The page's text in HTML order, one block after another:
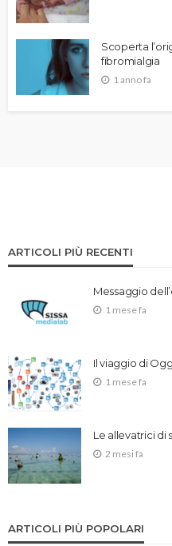
Scoperta
fibromialgia
1 anno fa
ARTICOLI PIÙ RECENTI
Messaggio
1 mese fa
Il viaggio di
1 mese fa
Le allevatrici di
2 mesi fa
ARTICOLI PIÙ POPOLARI